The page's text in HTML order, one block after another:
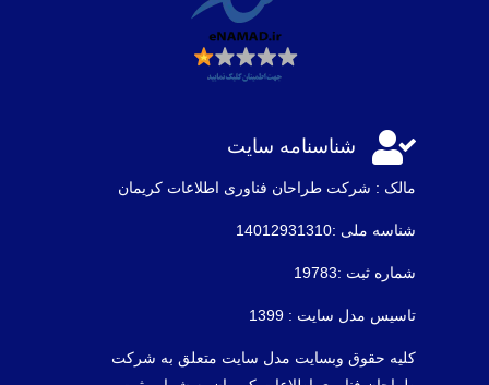
 شناسنامه سایت
مالک : شرکت طراحان فناوری اطلاعات كريمان
شناسه ملی :14012931310
شماره ثبت :19783
تاسیس مدل سایت : 1399
کلیه حقوق وبسایت مدل سایت متعلق به شرکت